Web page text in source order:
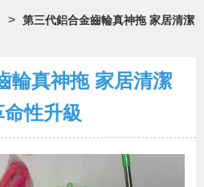
> 第三代鋁合金齒輪真神拖 家居清潔
輪真神拖 家居清潔
命性升級